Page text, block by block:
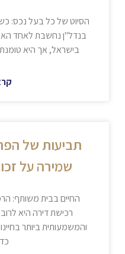
הסיוט של כל בעל נכס:
בנדל"ן נחשבת לאחד
בישראל, אך היא
תביעות של
שמירה על
החיים בבית משותף:
רכישת דירה היא
והמשמעותית ביותר